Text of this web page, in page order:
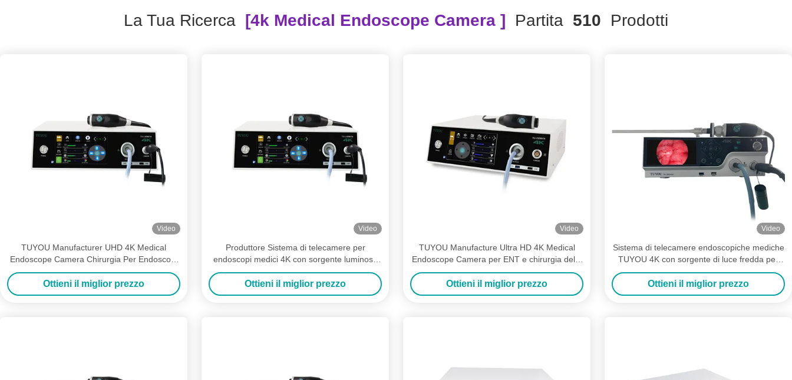
La Tua Ricerca [4k Medical Endoscope Camera ] Partita 510 Prodotti
Video
TUYOU Manufacturer UHD 4K Medical
Endoscope Camera Chirurgia Per Endoscopi
E Laparoscopi
Ottieni il miglior prezzo
Video
Produttore Sistema di telecamere per
endoscopi medici 4K con sorgente luminosa
per chirurgia ENT, endoscopia
Ottieni il miglior prezzo
Video
TUYOU Manufacture Ultra HD 4K Medical
Endoscope Camera per ENT e chirurgia della
colonna vertebrale
Ottieni il miglior prezzo
Video
Sistema di telecamere endoscopiche mediche
TUYOU 4K con sorgente di luce fredda per
ENT, Urologia e Laparoscopia
Ottieni il miglior prezzo